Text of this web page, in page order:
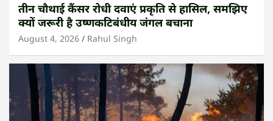
तीन चौथाई कैंसर रोधी दवाएं प्रकृति से हासिल, समझिए
क्यों जरूरी है उष्णकटिबंधीय जंगल बचाना
August 4, 2026 Rahul Singh